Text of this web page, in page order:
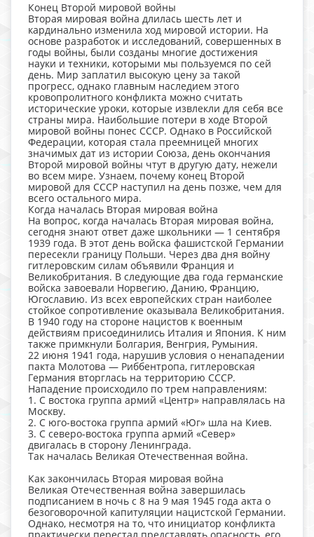
Конец Второй мировой войны
Вторая мировая война длилась шесть лет и
кардинально изменила ход мировой истории. На
основе разработок и исследований, совершенных в
годы войны, были созданы многие достижения
науки и техники, которыми мы пользуемся по сей
день. Мир заплатил высокую цену за такой
прогресс, однако главным наследием этого
кровопролитного конфликта можно считать
исторические уроки, которые извлекли для себя все
страны мира. Наибольшие потери в ходе Второй
мировой войны понес СССР. Однако в Российской
Федерации, которая стала преемницей многих
значимых дат из истории Союза, день окончания
Второй мировой войны чтут в другую дату, нежели
во всем мире. Узнаем, почему конец Второй
мировой для СССР наступил на день позже, чем для
всего остального мира.
Когда началась Вторая мировая война
На вопрос, когда началась Вторая мировая война,
сегодня знают ответ даже школьники — 1 сентября
1939 года. В этот день войска фашистской Германии
пересекли границу Польши. Через два дня войну
гитлеровским силам объявили Франция и
Великобритания. В следующие два года германские
войска завоевали Норвегию, Данию, Францию,
Югославию. Из всех европейских стран наиболее
стойкое сопротивление оказывала Великобритания.
В 1940 году на стороне нацистов к военным
действиям присоединились Италия и Япония. К ним
также примкнули Болгария, Венгрия, Румыния.
22 июня 1941 года, нарушив условия о ненападении
пакта Молотова — Риббентропа, гитлеровская
Германия вторглась на территорию СССР.
Нападение происходило по трем направлениям:
1. С востока группа армий «Центр» направлялась на
Москву.
2. С юго-востока группа армий «Юг» шла на Киев.
3. С северо-востока группа армий «Север»
двигалась в сторону Ленинграда.
Так началась Великая Отечественная война.
Как закончилась Вторая мировая война
Великая Отечественная война завершилась
подписанием в ночь с 8 на 9 мая 1945 года акта о
безоговорочной капитуляции нацистской Германии.
Однако, несмотря на то, что инициатор конфликта